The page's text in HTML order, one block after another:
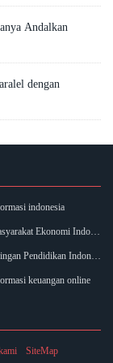
Andalkan
dengan
indonesia
Masyarakat Ekonomi Indonesia
Jaringan Pendidikan Indonesia
keuangan online
SiteMap